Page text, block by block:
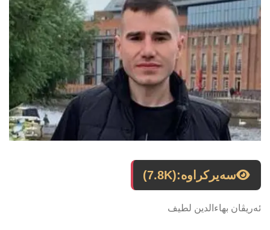
سەیرکراوە:(7.8K)
ئەریڤان بهاءالدین لطیف